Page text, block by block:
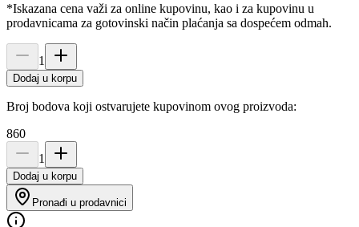
*Iskazana cena važi za online kupovinu, kao i za kupovinu u
prodavnicama za gotovinski način plaćanja sa dospećem odmah.
1
Dodaj u korpu
Broj bodova koji ostvarujete kupovinom ovog proizvoda:
860
1
Dodaj u korpu
Pronađi u prodavnici